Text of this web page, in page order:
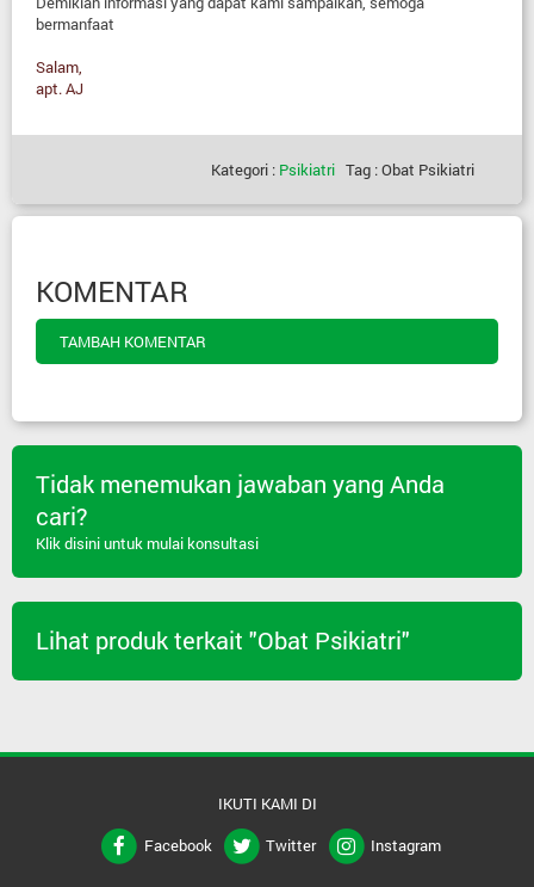
bermanfaat
Salam,
apt. AJ
Kategori : Psikiatri Tag : Obat Psikiatri
KOMENTAR
TAMBAH KOMENTAR
Tidak menemukan jawaban yang Anda
cari?
Klik disini untuk mulai konsultasi
Lihat produk terkait "Obat Psikiatri"
IKUTI KAMI DI
Facebook
Twitter Instagram